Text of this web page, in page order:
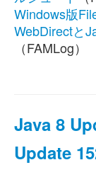
Windows版
WebDirectと
（FAMLog）
Java 8
Update